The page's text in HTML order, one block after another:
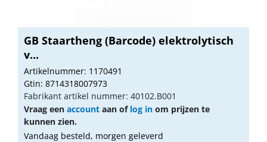
GB Staartheng (Barcode) elektrolytisch
v...
Artikelnummer: 1170491
Gtin: 8714318007973
Fabrikant artikel nummer: 40102.B001
Vraag een account aan of log in om prijzen te
kunnen zien.
Vandaag besteld, morgen geleverd